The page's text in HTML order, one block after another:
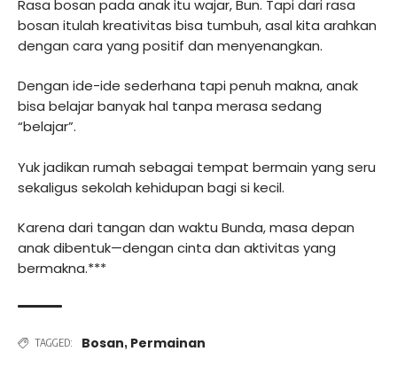
Rasa bosan pada anak itu wajar, Bun. Tapi dari rasa
bosan itulah kreativitas bisa tumbuh, asal kita arahkan
dengan cara yang positif dan menyenangkan.
Dengan ide-ide sederhana tapi penuh makna, anak
bisa belajar banyak hal tanpa merasa sedang
“belajar”.
Yuk jadikan rumah sebagai tempat bermain yang seru
sekaligus sekolah kehidupan bagi si kecil.
Karena dari tangan dan waktu Bunda, masa depan
anak dibentuk—dengan cinta dan aktivitas yang
bermakna.***
TAGGED: Bosan, Permainan